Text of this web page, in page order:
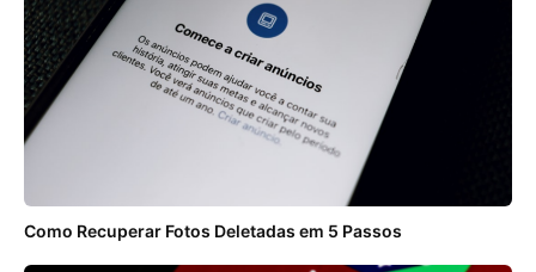
Como Recuperar Fotos Deletadas em 5 Passos